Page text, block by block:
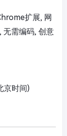
扩展, 网
无需编码, 创意
京时间)